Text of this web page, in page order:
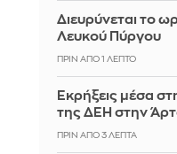
Διευρύνεται το
Λευκού Πύργου
ΠΡΙΝ ΑΠΌ 1 ΛΕΠΤΌ
Eκρήξεις μέσα
της ΔΕΗ στην
ΠΡΙΝ ΑΠΌ 3 ΛΕΠΤΆ